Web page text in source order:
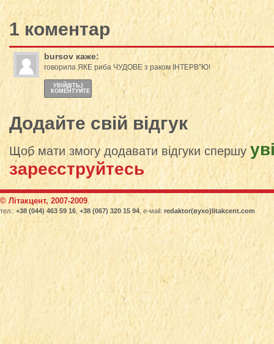
1 коментар
bursov каже:
говорила ЯКЕ риба ЧУДОВЕ з раком ІНТЕРВ”Ю!
УВІЙДІТЬ І
КОМЕНТУЙТЕ
Додайте свій відгук
Щоб мати змогу додавати відгуки спершу
зареєструйтесь
© Літакцент, 2007-2009
тел.: +38 (044) 463 59 16 +38 (067) 320 15 94 , е-маіl: redaktor(вухо)litakcent.com